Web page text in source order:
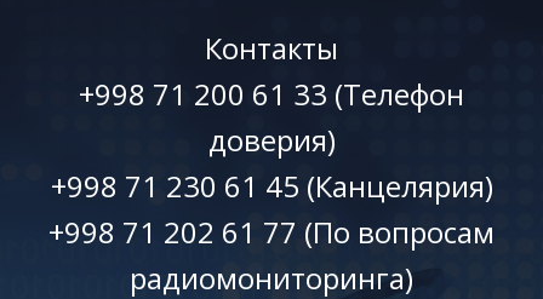
Контакты
+998 71 200 61 33 (Телефон
доверия)
+998 71 230 61 45 (Канцелярия)
+998 71 202 61 77 (По вопросам
радиомониторинга)